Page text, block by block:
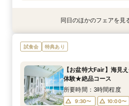
特典あり 動画あり
8/8(土)
【お料理重視◎】シェ
×貸切邸宅W体験
9:30〜
10:00〜
14:30〜
15:00〜
18:00〜
特典あり
8/8(土)
【少人数で邸宅貸切】
★wedding相談会
9:30〜
10:00〜
14:30〜
15:00〜
18:00〜
特典あり
8/8(土)
初見学でも安心◎「即
新プラン×試食付
9:30〜
10:00〜
14:30〜
15:00〜
18:00〜
特典あり
8/8(土)
【ペット婚に◎】大切
会場で叶えよう
9:30〜
10:00〜
14:30〜
15:00〜
18:00〜
8/8(土)
【遠方の方◎オンライ
豪華5大特典付き
11:00〜
12:00〜
16:00〜
17:00〜
同日のほかのフェアを見
試食会 特典あり
【お盆特大Fair】海見
体験★絶品コース
所要時間：3時間程度
9:30〜
10:00〜